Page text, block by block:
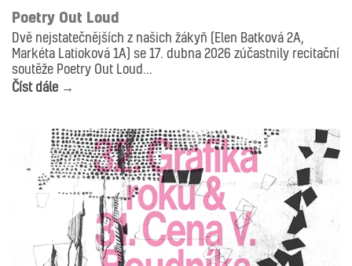
Poetry Out Loud
Dvě nejstatečnějších z našich žákyň (Elen Batková 2A,
Markéta Latioková 1A) se 17. dubna 2026 zúčastnily recitační
soutěže Poetry Out Loud...
Číst dále →